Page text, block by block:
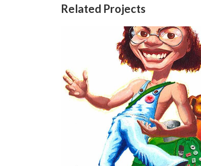
Related Projects
Eu